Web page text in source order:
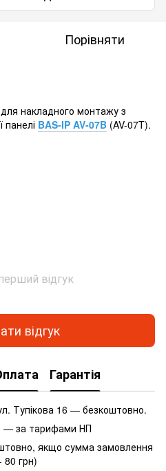
Порівняти
накладного монтажу з
панелі BAS-IP AV-07B (AV-07T).
відгук
відгук
Гарантія
Тупікова 16 — безкоштовно.
— за тарифами НП
якщо сумма замовлення
грн)